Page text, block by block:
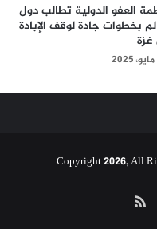
العفو الدولية تطالب دول
بخطوات جادة لوقف الإبادة